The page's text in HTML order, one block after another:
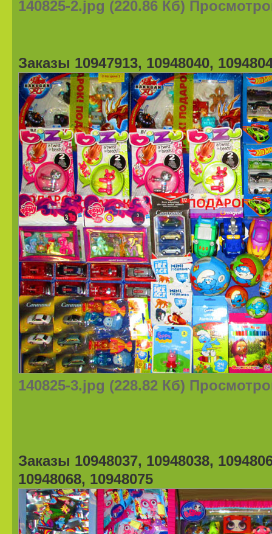
140825-2.jpg (220.86 Кб)
Заказы 10947913, 10948040,
140825-3.jpg (228.82 Кб)
Заказы 10948037, 10948038,
10948068, 10948075